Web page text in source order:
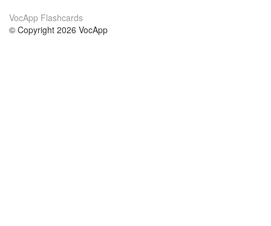
VocApp Flashcards
© Copyright 2026 VocApp